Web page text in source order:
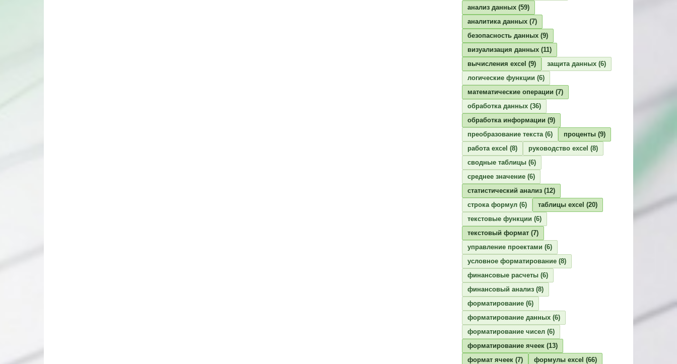
анализ данных (59)
аналитика данных (7)
безопасность данных (9)
визуализация данных (11)
вычисления excel (9) защита данных (6)
логические функции (6)
математические операции (7)
обработка данных (36)
обработка информации (9)
преобразование текста(6) проценты (9)
работа excel (8) руководство excel (8)
сводные таблицы (6)
среднее значение (6)
статистический анализ (12)
строка формул (6) таблицы excel (20)
текстовые функции (6)
текстовый формат (7)
управление проектами (6)
условное форматирование (8)
финансовые расчеты (6)
финансовый анализ (8)
форматирование (6)
форматирование данных (6)
форматирование чисел (6)
форматирование ячеек (13)
формат ячеек (7) формулы excel (66)